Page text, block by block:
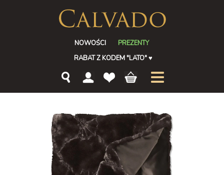
NOWOŚCI
PREZENTY
RABAT Z KODEM "LATO"♥